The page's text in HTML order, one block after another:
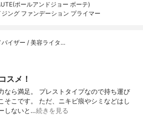
ポールアンドジョー ボーテ)
ング ファンデーション プライマー
バイザー / 美容ライタ…
スメ！
なら満足。 プレストタイプなので持ち運び
そこです。 ただ、ニキビ痕やシミなどはし
しないと…続きを見る